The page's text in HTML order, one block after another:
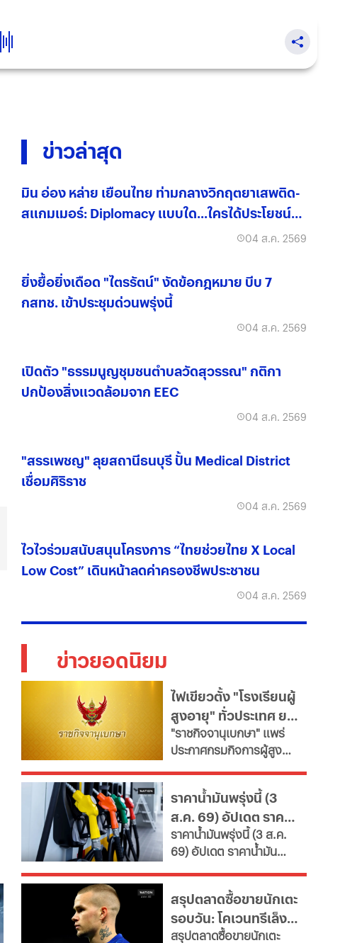
ข่าวล่าสุด
มิน อ่อง หล่าย เยือนไทย ท่ามกลางวิกฤตยาเสพติด-
สแกมเมอร์: Diplomacy แบบใด...ใครได้ประโยชน์
04 ส.ค. 2569
ยิ่งยื้อยิ่งเดือด "ไตรรัตน์" งัดข้อกฎหมาย บีบ 7
กสทช. เข้าประชุมด่วนพรุ่งนี้
04 ส.ค. 2569
เปิดตัว "ธรรมนูญชุมชนตำบลวัดสุวรรณ" กติกา
ปกป้องสิ่งแวดล้อมจาก EEC
04 ส.ค. 2569
"สรรเพชญ" ลุยสถานีธนบุรี ปั้น Medical District
เชื่อมศิริราช
04 ส.ค. 2569
ไวไวร่วมสนับสนุนโครงการ “ไทยช่วยไทย X Local
Low Cost” เดินหน้าลดค่าครองชีพประชาชน
04 ส.ค. 2569
ข่าวยอดนิยม
ไฟเขียวตั้ง "โรงเรียนผู้
สูงอายุ" ทั่วประเทศ ยก
ระดับคุณภาพชีวิต เช็ก
เงื่อนไข
"ราชกิจจานุเบกษา" แพร่
ประกาศกรมกิจการผู้สูง
"โรงเรียนผู้สูงอายุ" มุ่งขับ
เคลื่อนสังคมสูงวัยอย่างมี
คุณค่า หนุนพัฒนา
ศักยภาพ-เรียนรู้ตลอดชีวิต
เผยช่องทางยื่นคำขอทั้ง
กทม.-ต่างจังหวัด พบ
ฝ่าฝืนเกณฑ์เสี่ยงถูกสั่ง
เพิกถอน
ราคาน้ำมันพรุ่งนี้ (3
ส.ค. 69) อัปเดต ราคา
น้ำมันล่าสุด จากปั๊ม
ใหญ่
ราคาน้ำมันพรุ่งนี้ (3 ส.ค.
69) อัปเดต ราคาน้ำมัน
ขนาดใหญ่ มีทั้งราคาน้ำมัน
ดีเซล เบนซิน และ แก๊สโซ
ฮอล์
สรุปตลาดซื้อขายนักเตะ
รอบวัน: โคเวนทรีเล็ง
"มูดริก" สาลิกาปัดปืน
สรุปตลาดซื้อขายนักเตะ